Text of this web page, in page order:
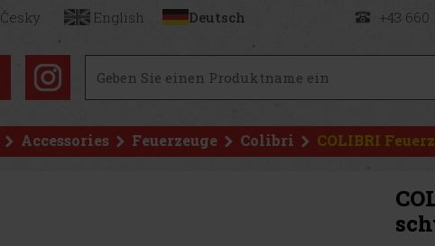
Česky English Deutsch +43 660
Accessories Feuerzeuge Colibri COLIBRI